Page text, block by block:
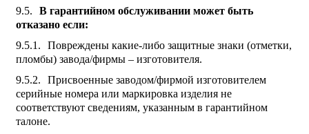
В гарантийном обслуживании может быть
отказано если:
Повреждены какие-либо защитные знаки (отметки,
пломбы) завода/фирмы – изготовителя.
Присвоенные заводом/фирмой изготовителем
серийные номера или маркировка изделия не
соответствуют сведениям, указанным в гарантийном
талоне.